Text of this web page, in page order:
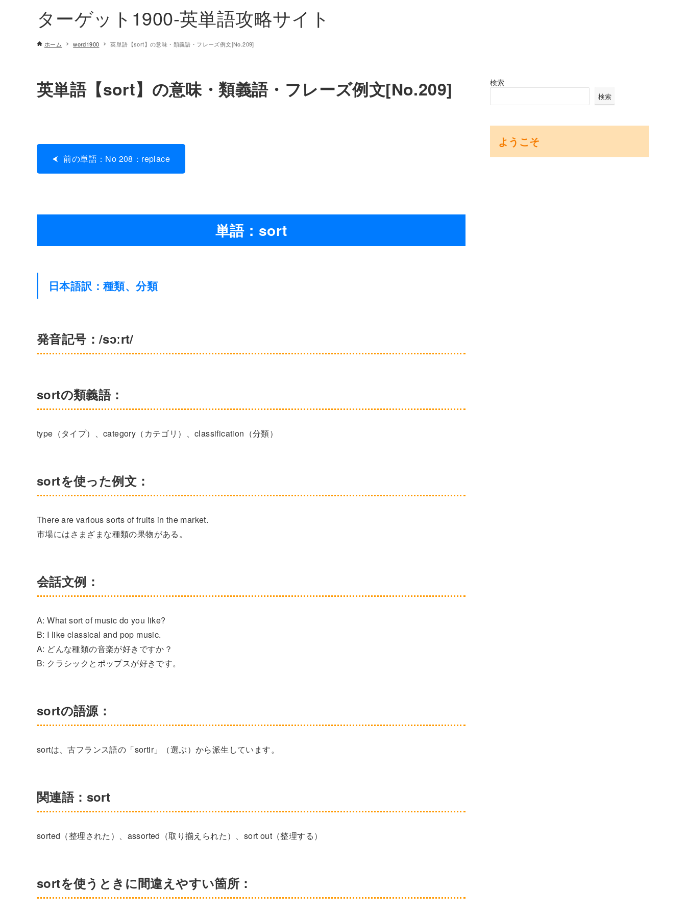
ターゲット1900-英単語攻略サイト
ホーム word1900 英単語【sort】の意味・類義語・フレーズ例文[No.209]
英単語【sort】の意味・類義語・フレーズ例文[No.209]
前の単語：No 208：replace
単語：sort
日本語訳：種類、分類
発音記号：/sɔːrt/
sortの類義語：
type（タイプ）、category（カテゴリ）、classification（分類）
sortを使った例文：
There are various sorts of fruits in the market.
市場にはさまざまな種類の果物がある。
会話文例：
A: What sort of music do you like?
B: I like classical and pop music.
A: どんな種類の音楽が好きですか？
B: クラシックとポップスが好きです。
sortの語源：
sortは、古フランス語の「sortir」（選ぶ）から派生しています。
関連語：sort
sorted（整理された）、assorted（取り揃えられた）、sort out（整理する）
sortを使うときに間違えやすい箇所：
検索
検索
ようこそ